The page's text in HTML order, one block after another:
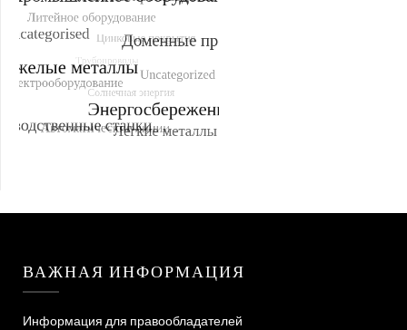
ВАЖНАЯ ИНФОРМАЦИЯ
Информация для правообладателей